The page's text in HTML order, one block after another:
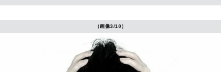
（画像3/10）